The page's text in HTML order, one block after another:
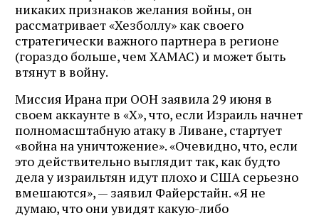
никаких признаков желания войны, он
рассматривает «Хезболлу» как своего
стратегически важного партнера в регионе
(гораздо больше, чем ХАМАС) и может быть
втянут в войну.
Миссия Ирана при ООН заявила 29 июня в
своем аккаунте в «Х», что, если Израиль начнет
полномасштабную атаку в Ливане, стартует
«война на уничтожение». «Очевидно, что, если
это действительно выглядит так, как будто
дела у израильтян идут плохо и США серьезно
вмешаются», — заявил Файерстайн. «Я не
думаю, что они увидят какую-либо